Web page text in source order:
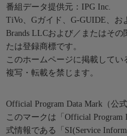
番組データ提供元：IPG Inc.
TiVo、Gガイド、G-GUIDE、
Brands LLCおよび／またはそ
たは登録商標です。
このホームページに掲載して
複写・転載を禁じます。
Official Program Data Mark（公
このマークは「Official
式情報である「SI(Service